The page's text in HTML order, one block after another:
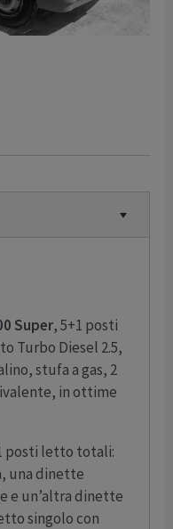
Super, 5+1 posti
Turbo Diesel 2.5,
stufa a gas, 2
in ottime
posti letto totali:
una dinette
e un’altra dinette
singolo con